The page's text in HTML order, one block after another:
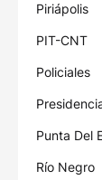
Piriápolis
PIT-CNT
Policiales
Punta Del
Río Negro